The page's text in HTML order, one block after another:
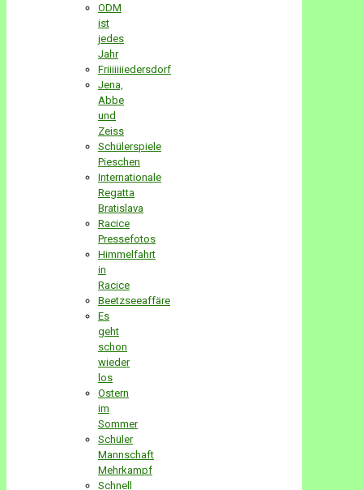
ODM
ist
jedes
Jahr
Friiiiiiiedersdorf
Jena,
Abbe
und
Zeiss
Schülerspiele
Pieschen
Internationale
Regatta
Bratislava
Racice
Pressefotos
Himmelfahrt
in
Racice
Beetzseeaffäre
Es
geht
schon
wieder
los
Ostern
im
Sommer
Schüler
Mannschaft
Mehrkampf
Schnell